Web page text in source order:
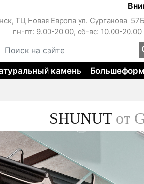
Вниманию
ТЦ Новая Европа ул. Сурганова,
пн-пт: 9.00-20.00, сб-вс: 10.00-20.00
камень
SHUNUT от